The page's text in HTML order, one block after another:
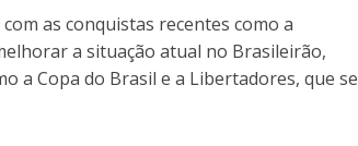
as conquistas recentes como a
a situação atual no Brasileirão,
a Copa do Brasil e a Libertadores, que se